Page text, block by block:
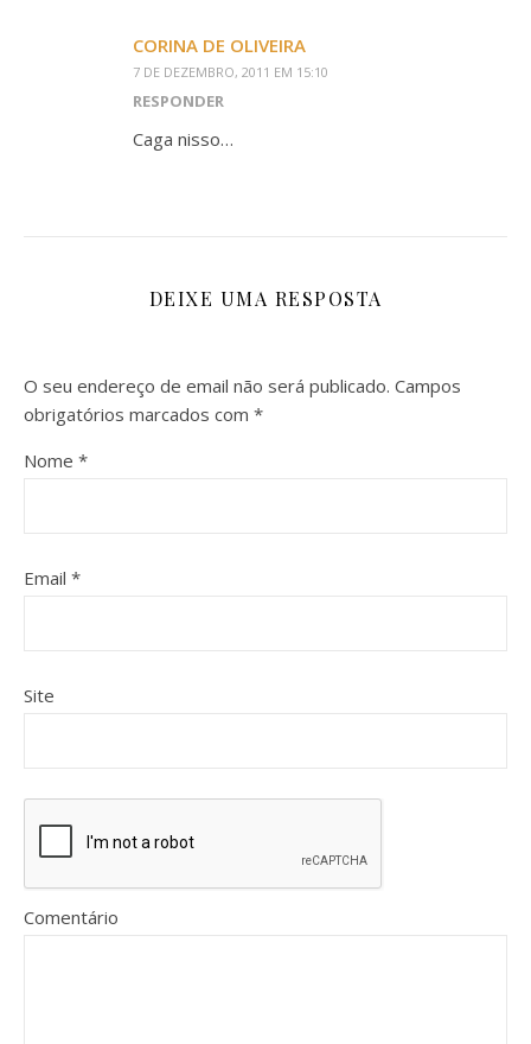
CORINA DE OLIVEIRA
7 DE DEZEMBRO, 2011 EM 15:10
RESPONDER
Caga nisso…
DEIXE UMA RESPOSTA
O seu endereço de email não será publicado. Campos
obrigatórios marcados com *
Nome *
Email *
Site
Comentário